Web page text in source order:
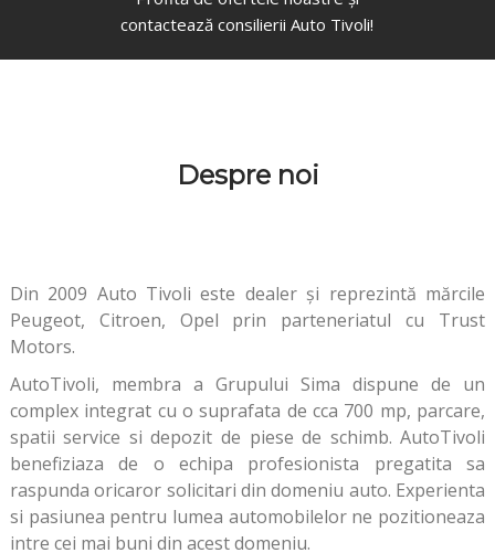
contactează consilierii Auto Tivoli!
Despre noi
Din 2009 Auto Tivoli este dealer și reprezintă mărcile
Peugeot, Citroen, Opel prin parteneriatul cu Trust
Motors.
AutoTivoli, membra a Grupului Sima dispune de un
complex integrat cu o suprafata de cca 700 mp, parcare,
spatii service si depozit de piese de schimb. AutoTivoli
benefiziaza de o echipa profesionista pregatita sa
raspunda oricaror solicitari din domeniu auto. Experienta
si pasiunea pentru lumea automobilelor ne pozitioneaza
intre cei mai buni din acest domeniu.